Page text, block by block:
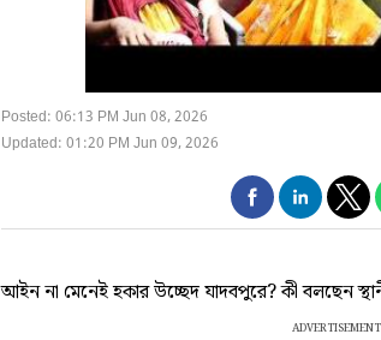
Posted: 06:13 PM Jun 08, 2026
Updated: 01:20 PM Jun 09, 2026
আইন না মেনেই হকার উচ্ছেদ যাদবপুরে? কী বলছেন
ADVERTISEMENT